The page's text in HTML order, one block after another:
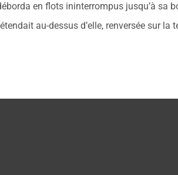
en flots ininterrompus jusqu’à sa
au-dessus d’elle, renversée sur la